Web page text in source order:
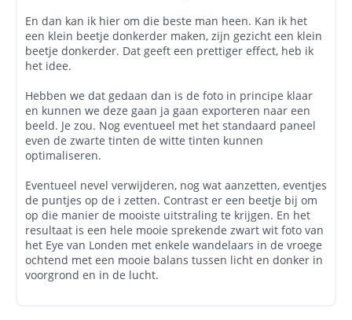
En dan kan ik hier om die beste man heen. Kan ik het
een klein beetje donkerder maken, zijn gezicht een klein
beetje donkerder. Dat geeft een prettiger effect, heb ik
het idee.
Hebben we dat gedaan dan is de foto in principe klaar
en kunnen we deze gaan ja gaan exporteren naar een
beeld. Je zou. Nog eventueel met het standaard paneel
even de zwarte tinten de witte tinten kunnen
optimaliseren.
Eventueel nevel verwijderen, nog wat aanzetten, eventjes
de puntjes op de i zetten. Contrast er een beetje bij om
op die manier de mooiste uitstraling te krijgen. En het
resultaat is een hele mooie sprekende zwart wit foto van
het Eye van Londen met enkele wandelaars in de vroege
ochtend met een mooie balans tussen licht en donker in
voorgrond en in de lucht.